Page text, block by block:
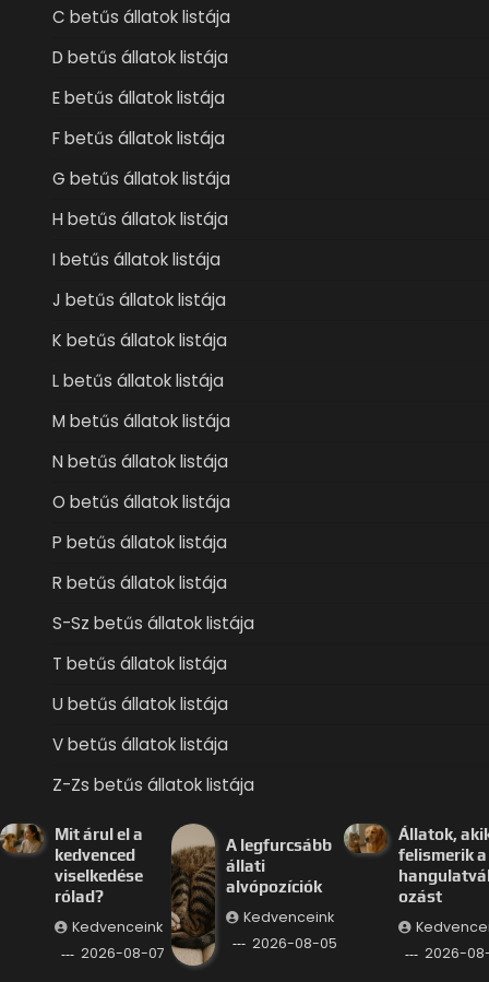
C betűs állatok listája
D betűs állatok listája
E betűs állatok listája
F betűs állatok listája
G betűs állatok listája
H betűs állatok listája
I betűs állatok listája
J betűs állatok listája
K betűs állatok listája
L betűs állatok listája
M betűs állatok listája
N betűs állatok listája
O betűs állatok listája
P betűs állatok listája
R betűs állatok listája
S-Sz betűs állatok listája
T betűs állatok listája
U betűs állatok listája
V betűs állatok listája
Z-Zs betűs állatok listája
Mit árul el a
kedvenced
viselkedése
rólad?
Kedvenceink
2026-08-07
A legfurcsább
állati
alvópozíciók
Kedvenceink
2026-08-05
Állatok,
felismerik a
ozást
2026-